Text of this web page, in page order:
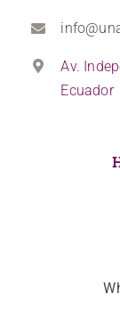
Av.
Ecuador